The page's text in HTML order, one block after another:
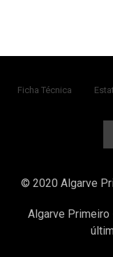
Ficha Técnica
© 2020 Algarve
Algarve Primeiro